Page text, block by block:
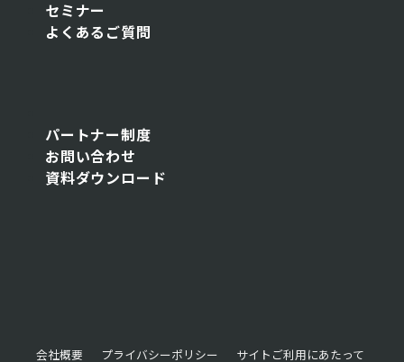
セミナー
よくあるご質問
パートナー制度
お問い合わせ
資料ダウンロード
会社概要 プライバシーポリシー サイトご利用にあたって